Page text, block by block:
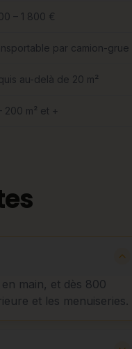
– 1 800 €
par camion-grue
au-delà de 20 m²
200 m² et +
main, et dès 800
et les menuiseries.